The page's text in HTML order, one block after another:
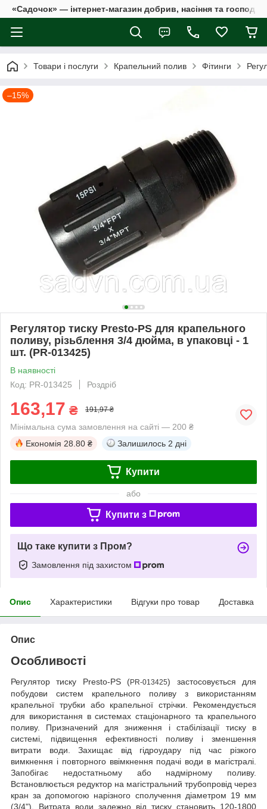
«Садочок» — інтернет-магазин добрив, насіння та
Товари і послуги Крапельний полив Фітинги
–15%
Регулятор тиску Presto-PS для крапельного
поливу, різьблення 3/4 дюйма, в упаковці - 1
шт. (PR-013425)
В наявності
Код: PR-013425
Роздріб
163,17 ₴ 191,97 ₴
Мінімальна сума замовлення на сайті — 200 ₴
Економія 28.80 ₴ Залишилось 2 дні
Купити
або
Купити з
Що таке купити з Пром?
Замовлення під захистом
Опис Характеристики Відгуки про товар Доставка
Опис
Особливості
Регулятор тиску Presto-PS (PR-013425) застосовується для
побудови систем крапельного поливу з використанням
крапельної трубки або крапельної стрічки. Рекомендується
для використання в системах стаціонарного та крапельного
поливу. Призначений для зниження і стабілізації тиску в
системі, підвищення ефективності поливу і зменшення
витрати води. Захищає від гідроудару під час різкого
вимкнення і повторного ввімкнення подачі води в магістралі.
Запобігає недостатньому або надмірному поливу.
Встановлюється редуктор на магістральний трубопровід через
кран за допомогою нарізного сполучення діаметром 19 мм
(3/4"). Витрата води залежно від тиску становить 120-1800